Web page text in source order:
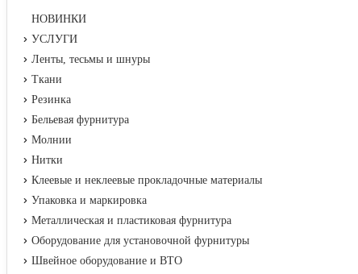
НОВИНКИ
УСЛУГИ
Ленты, тесьмы и шнуры
Ткани
Резинка
Бельевая фурнитура
Молнии
Нитки
Клеевые и неклеевые прокладочные материалы
Упаковка и маркировка
Металлическая и пластиковая фурнитура
Оборудование для установочной фурнитуры
Швейное оборудование и ВТО